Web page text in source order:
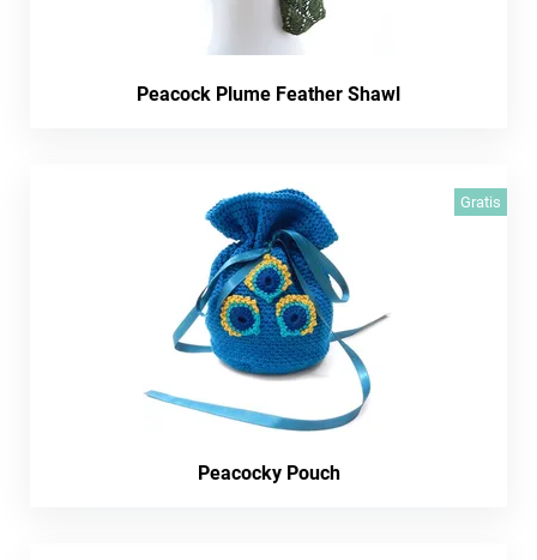
Peacock Plume Feather Shawl
Gratis
Peacocky Pouch